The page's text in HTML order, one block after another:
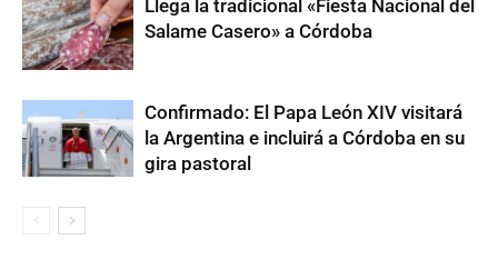
Llega la tradicional «Fiesta Nacional del
Salame Casero» a Córdoba
Confirmado: El Papa León XIV visitará
la Argentina e incluirá a Córdoba en su
gira pastoral